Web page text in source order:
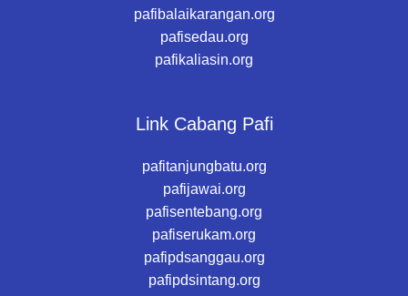
pafibalaikarangan.org
pafisedau.org
pafikaliasin.org
Link Cabang Pafi
pafitanjungbatu.org
pafijawai.org
pafisentebang.org
pafiserukam.org
pafipdsanggau.org
pafipdsintang.org